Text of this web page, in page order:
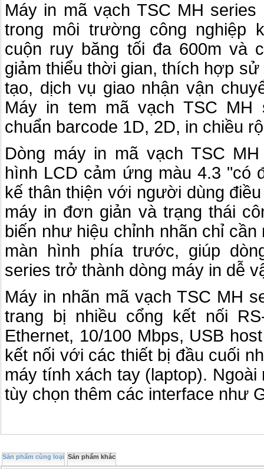
Máy in mã vạch TSC MH
trong môi trường công nghiệp
cuộn ruy băng tối đa 600m và
giảm thiểu thời gian, thích hợp
tạo, dịch vụ giao nhận vận
Máy in tem mã vạch TSC MH
chuẩn barcode 1D, 2D, in chiều
Dòng máy in mã vạch TSC
hình LCD cảm ứng màu 4.3 "có
kế thân thiện với người dùng
máy in đơn giản và trạng thái
biến như hiệu chỉnh nhãn chỉ
màn hình phía trước, giúp
series trở thành dòng máy in dễ
Máy in nhãn mã vạch TSC MH
trang bị nhiều cổng kết nối
Ethernet, 10/100 Mbps, USB
kết nối với các thiết bị đầu cuối
máy tính xách tay (laptop).
tùy chọn thêm các interface như
Sản phẩm cùng loại Sản phẩm khác